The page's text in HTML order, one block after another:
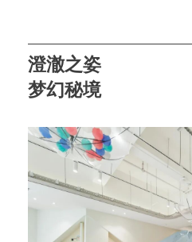
澄澈之姿
梦幻秘境